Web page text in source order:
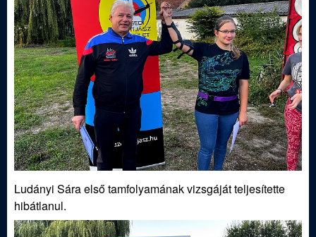
z
E
g
y
e
s
ü
Ludányi Sára első tamfolyamának vizsgáját teljesítette
hibátlanul.